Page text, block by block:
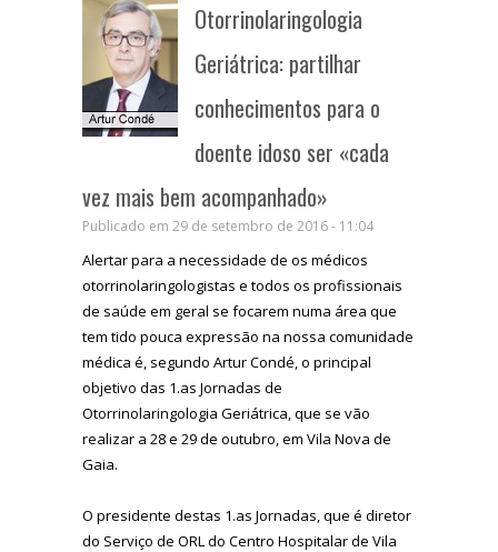
Otorrinolaringologia
Geriátrica: partilhar
conhecimentos para o
doente idoso ser «cada
vez mais bem acompanhado»
Publicado em 29 de setembro de 2016 - 11:04
Alertar para a necessidade de os médicos
otorrinolaringologistas e todos os profissionais
de saúde em geral se focarem numa área que
tem tido pouca expressão na nossa comunidade
médica é, segundo Artur Condé, o principal
objetivo das 1.as Jornadas de
Otorrinolaringologia Geriátrica, que se vão
realizar a 28 e 29 de outubro, em Vila Nova de
Gaia.
O presidente destas 1.as Jornadas, que é diretor
do Serviço de ORL do Centro Hospitalar de Vila